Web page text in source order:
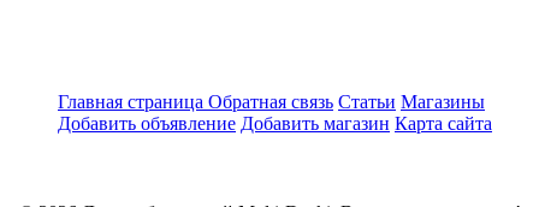
Главная страница Обратная связь Статьи Магазины
Добавить объявление Добавить магазин Карта сайта